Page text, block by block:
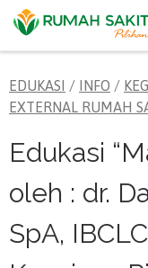
Skip to content
EDUKASI / INFO /
EXTERNAL RUMAH
Edukasi
oleh : dr.
SpA,